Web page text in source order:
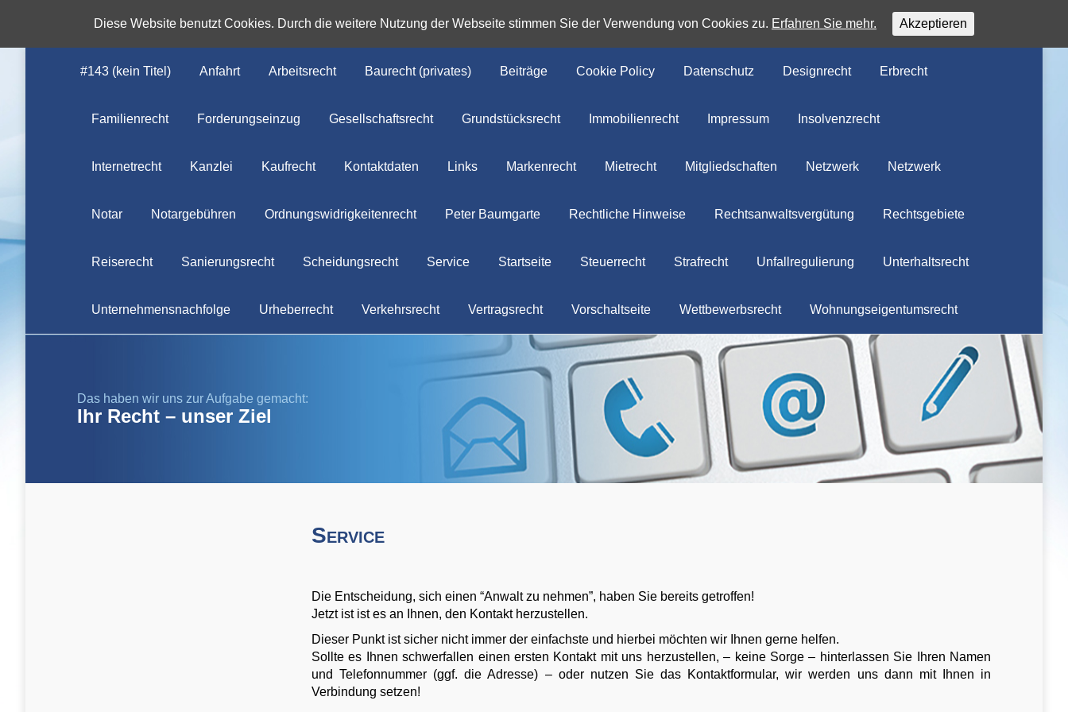
#143 (kein Titel) Anfahrt Arbeitsrecht Baurecht (privates) Beiträge Cookie Policy Datenschutz Designrecht Erbrecht
Familienrecht Forderungseinzug Gesellschaftsrecht Grundstücksrecht Immobilienrecht Impressum Insolvenzrecht
Internetrecht Kanzlei Kaufrecht Kontaktdaten Links Markenrecht Mietrecht Mitgliedschaften Netzwerk Netzwerk
Notar Notargebühren Ordnungswidrigkeitenrecht Peter Baumgarte Rechtliche Hinweise Rechtsanwaltsvergütung Rechtsgebiete
Reiserecht Sanierungsrecht Scheidungsrecht Service Startseite Steuerrecht Strafrecht Unfallregulierung Unterhaltsrecht
Unternehmensnachfolge Urheberrecht Verkehrsrecht Vertragsrecht Vorschaltseite Wettbewerbsrecht Wohnungseigentumsrecht
Das haben wir uns zur Aufgabe gemacht:
Ihr Recht – unser Ziel
Service
Die Entscheidung, sich einen “Anwalt zu nehmen”, haben Sie bereits getroffen!
Jetzt ist ist es an Ihnen, den Kontakt herzustellen.
Dieser Punkt ist sicher nicht immer der einfachste und hierbei möchten wir Ihnen gerne helfen.
Sollte es Ihnen schwerfallen einen ersten Kontakt mit uns herzustellen, – keine Sorge – hinterlassen Sie Ihren Namen
und Telefonnummer (ggf. die Adresse) – oder nutzen Sie das Kontaktformular, wir werden uns dann mit Ihnen in
Verbindung setzen!
Diese Website benutzt Cookies. Durch die weitere Nutzung der Webseite stimmen Sie der Verwendung von Cookies zu. Erfahren Sie mehr. Akzeptieren